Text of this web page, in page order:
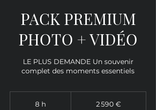
PACK PREMIUM
PHOTO + VIDÉO
LE PLUS DEMANDE Un souvenir
complet des moments essentiels
8 h 2 590 €